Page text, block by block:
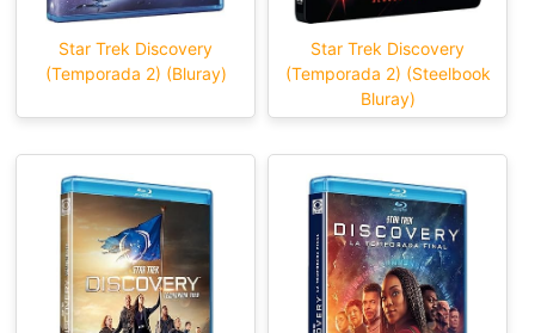
Star Trek Discovery
(Temporada 2) (Bluray)
Star Trek Discovery
(Temporada 2) (Steelbook
Bluray)